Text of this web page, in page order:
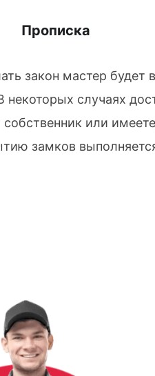
Прописка
закон мастер
некоторых случаях
или
замков